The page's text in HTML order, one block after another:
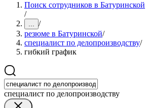
Поиск сотрудников в Батуринской
/
... /
резюме в Батуринской/
специалист по делопроизводству/
гибкий график
специалист по делопроизводству